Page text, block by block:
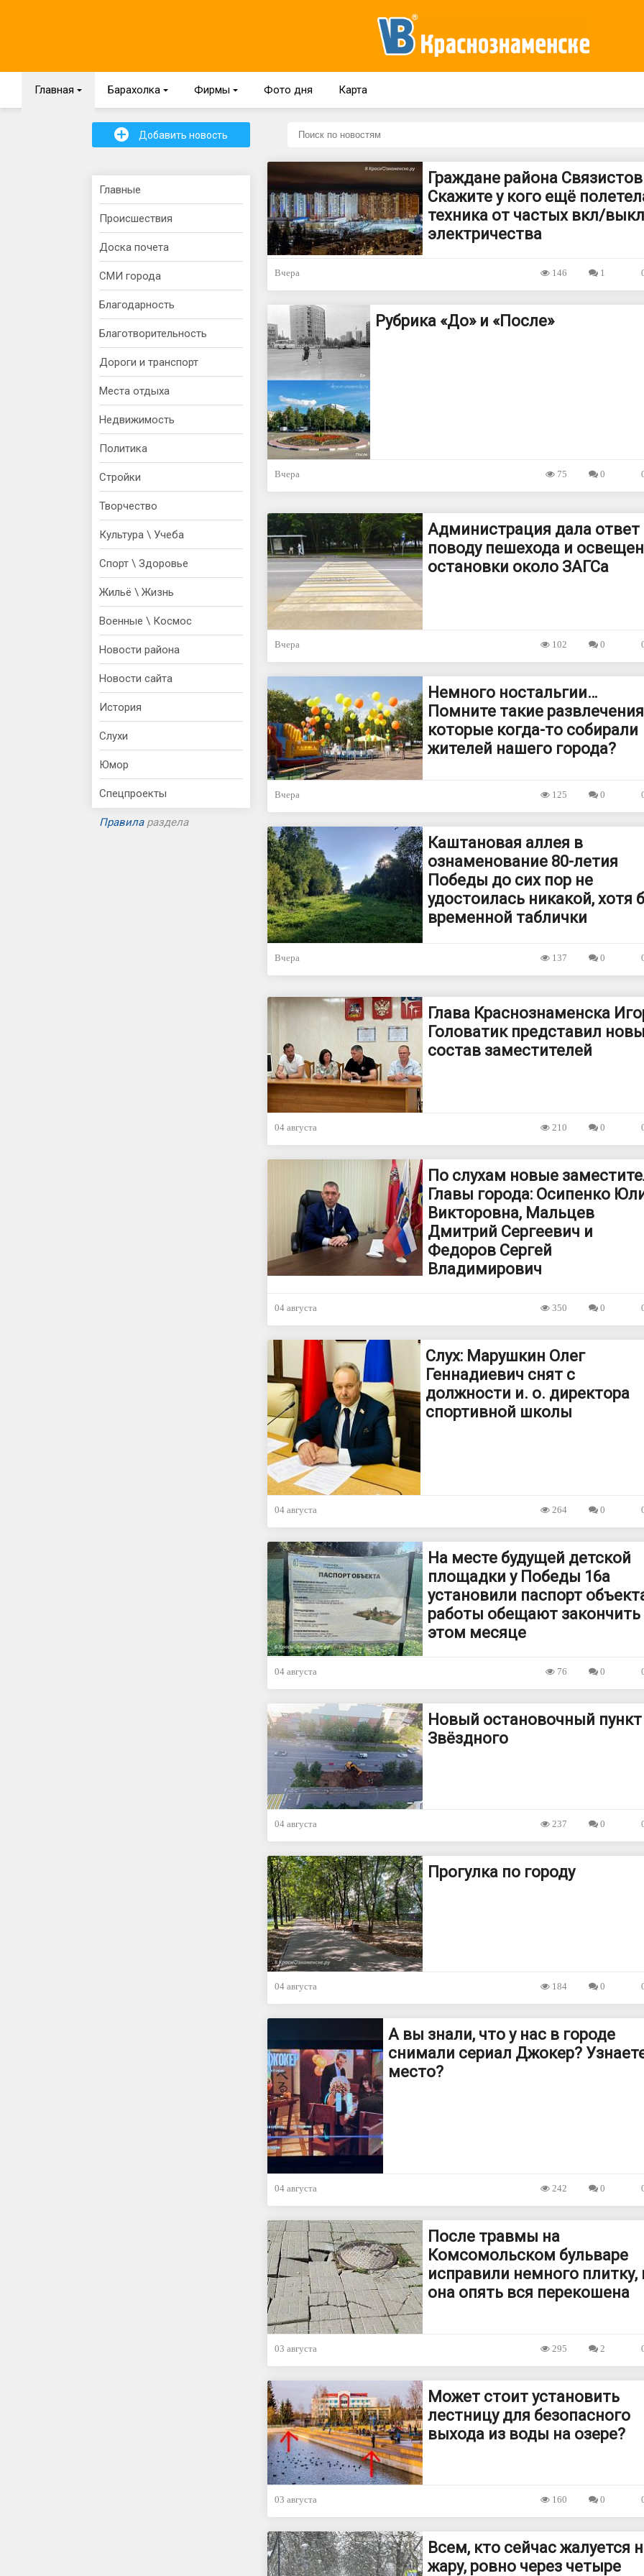
Главная { Барахолка { Фирмы { Фото дня Карта
Граждане района
Скажите у кого ещё
техника от частых вкл/выкл
электричества
Вчера 1
146
Рубрика «До» и «После»
Вчера 0
75
Администрация дала ответ
поводу пешехода и
остановки около ЗАГСа
Вчера 0
102
Немного ностальгии…
Помните такие
которые когда-то собирали
жителей нашего города?
Вчера 0
125
Каштановая аллея в
ознаменование 80-летия
Победы до сих пор не
удостоилась никакой, хотя
временной таблички
Вчера 0
137
Глава Краснознаменска
Головатик представил
состав заместителей
04 августа 0
210
По слухам новые
Главы города: Осипенко
Викторовна, Мальцев
Дмитрий Сергеевич и
Федоров Сергей
Владимирович
04 августа 0
350
Слух: Марушкин Олег
Геннадиевич снят с
должности и. о. директора
спортивной школы
04 августа 0
264
На месте будущей детской
площадки у Победы 16а
установили паспорт
работы обещают закончить
этом месяце
04 августа 0
76
Новый остановочный пункт
Звёздного
04 августа 0
237
Прогулка по городу
04 августа 0
184
А вы знали, что у нас в городе
снимали сериал Джокер?
место?
04 августа 0
242
После травмы на
Комсомольском бульваре
исправили немного плитку,
она опять вся перекошена
03 августа 2
295
Может стоит установить
лестницу для безопасного
выхода из воды на озере?
03 августа 0
160
Всем, кто сейчас жалуется
жару, ровно через четыре
+ Добавить новость
Главные
Происшествия
Доска почета
СМИ города
Благодарность
Благотворительность
Дороги и транспорт
Места отдыха
Недвижимость
Политика
Стройки
Творчество
Культура \ Учеба
Спорт \ Здоровье
Жильё \ Жизнь
Военные \ Космос
Новости района
Новости сайта
История
Слухи
Юмор
Спецпроекты
Правилараздела